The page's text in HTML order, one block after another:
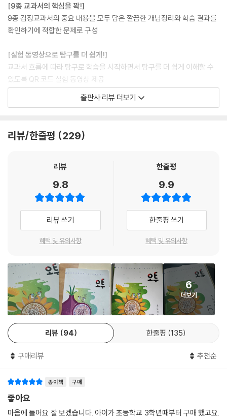
5 산성 용액과 염기성 용액을 섞을 때의 변화
6 생활에서 산성 용액과 염기성 용액을 이용하는 예
● 단원 정리하기, 단원 마무리 문제
[9종 교과서의 핵심을 꽉!]
9종 검정교과서의 중요 내용을 모두 담은 깔끔한 개념정리와 학습 결과를
확인하기에 적합한 문제로 구성
[실험 동영상으로 탐구를 더 쉽게!]
교과서 흐름에 따라 탐구로 학습을 시작하면서 탐구를 더 쉽게 이해할 수
있도록 QR 코드 실험 동영상 제공
[진도책, 평가책으로 구성!]
_진도책: 하나의 개념을 기본 문제(핵심체크▶step1▶step2)와 실력
_평가책: 단원 평가 대비(단원 정리, 쪽지 시험, 서술 쪽지 시험, 단원 평
[학업성취도 평가 대비 문제 수록!]
_학업성취도 평가 대비 문제 1회(1~2단원)
_학업성취도 평가 대비 문제 2회(3~5단원)
출판사 리뷰 더보기
리뷰/한줄평 229
리뷰
9.8
리뷰 쓰기
혜택 및 유의사항
한줄평
9.9
한줄평 쓰기
혜택 및 유의사항
6
더보기
리뷰 94 한줄평 135
구매리뷰 추천순
종이책 구매
좋아요
마음에 들어요 잘 보겠습니다. 아이가 초등학교 3학년때부터 구매 했고요.